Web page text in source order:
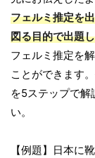
フェルミ推定を
図る目的で出題
フェルミ推定を
ことができます
を5ステップで解
い。
【例題】日本に